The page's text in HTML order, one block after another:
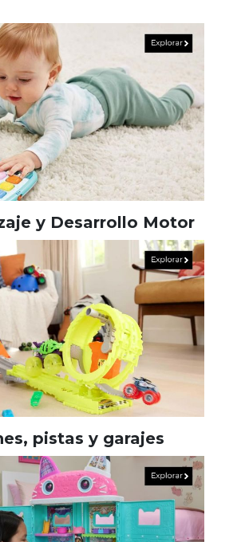
y Desarrollo Motor
pistas y garajes